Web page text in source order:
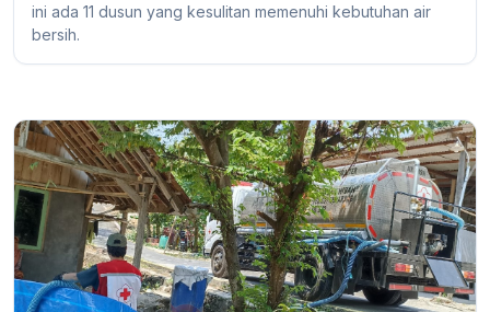
ini ada 11 dusun yang kesulitan memenuhi kebutuhan air
bersih.